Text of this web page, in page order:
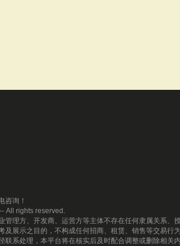
咨询！
All rights reserved.
理方、开发商、运营方等主体不存在任何隶属关系、
展示之目的，不构成任何招商、租赁、销售等交易行
系处理，本平台将在核实后及时配合调整或删除相关内